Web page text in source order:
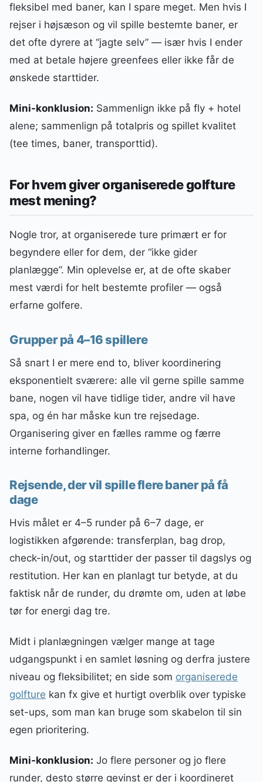
fleksibel med baner, kan I spare meget. Men hvis I
rejser i højsæson og vil spille bestemte baner, er
det ofte dyrere at “jagte selv” — især hvis I ender
med at betale højere greenfees eller ikke får de
ønskede starttider.
Mini-konklusion: Sammenlign ikke på fly + hotel
alene; sammenlign på totalpris og spillet kvalitet
(tee times, baner, transporttid).
For hvem giver organiserede golfture
mest mening?
Nogle tror, at organiserede ture primært er for
begyndere eller for dem, der “ikke gider
planlægge”. Min oplevelse er, at de ofte skaber
mest værdi for helt bestemte profiler — også
erfarne golfere.
Grupper på 4–16 spillere
Så snart I er mere end to, bliver koordinering
eksponentielt sværere: alle vil gerne spille samme
bane, nogen vil have tidlige tider, andre vil have
spa, og én har måske kun tre rejsedage.
Organisering giver en fælles ramme og færre
interne forhandlinger.
Rejsende, der vil spille flere baner på få
dage
Hvis målet er 4–5 runder på 6–7 dage, er
logistikken afgørende: transferplan, bag drop,
check-in/out, og starttider der passer til dagslys og
restitution. Her kan en planlagt tur betyde, at du
faktisk når de runder, du drømte om, uden at løbe
tør for energi dag tre.
Midt i planlægningen vælger mange at tage
udgangspunkt i en samlet løsning og derfra justere
niveau og fleksibilitet; en side som organiserede
golfture kan fx give et hurtigt overblik over typiske
set-ups, som man kan bruge som skabelon til sin
egen prioritering.
Mini-konklusion: Jo flere personer og jo flere
runder, desto større gevinst er der i koordineret